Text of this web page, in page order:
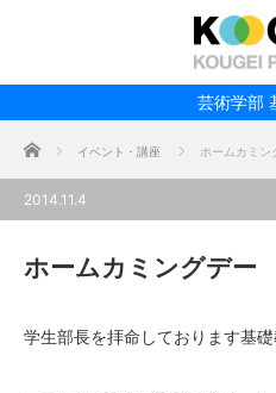
芸術学部
ホーム イベント・講座 ホームカミン
2014.11.4
ホームカミングデー
学生部長を拝命しております基礎